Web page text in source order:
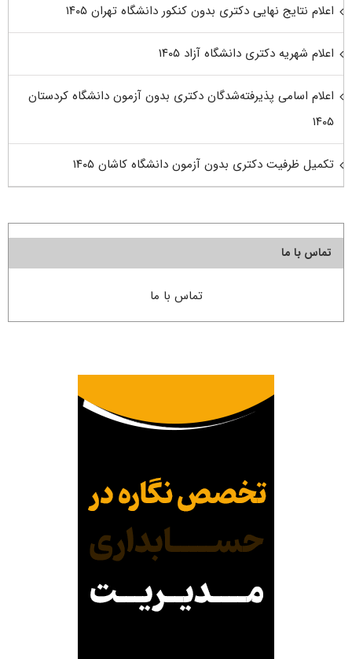
اعلام نتایج نهایی دکتری بدون کنکور دانشگاه تهران ۱۴۰۵
اعلام شهریه دکتری دانشگاه آزاد ۱۴۰۵
اعلام اسامی پذیرفته‌شدگان دکتری بدون آزمون دانشگاه کردستان
۱۴۰۵
تکمیل ظرفیت دکتری بدون آزمون دانشگاه کاشان ۱۴۰۵
تماس با ما
تماس با ما